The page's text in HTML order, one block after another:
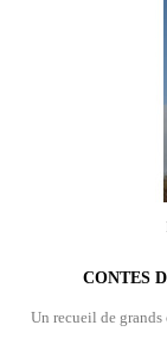
CONTES
Un recueil de